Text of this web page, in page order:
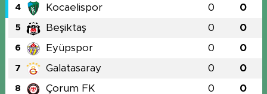
4 Kocaelispor 0 0
5 Beşiktaş 0 0
6 Eyüpspor 0 0
7 Galatasaray 0 0
8 Çorum FK 0 0